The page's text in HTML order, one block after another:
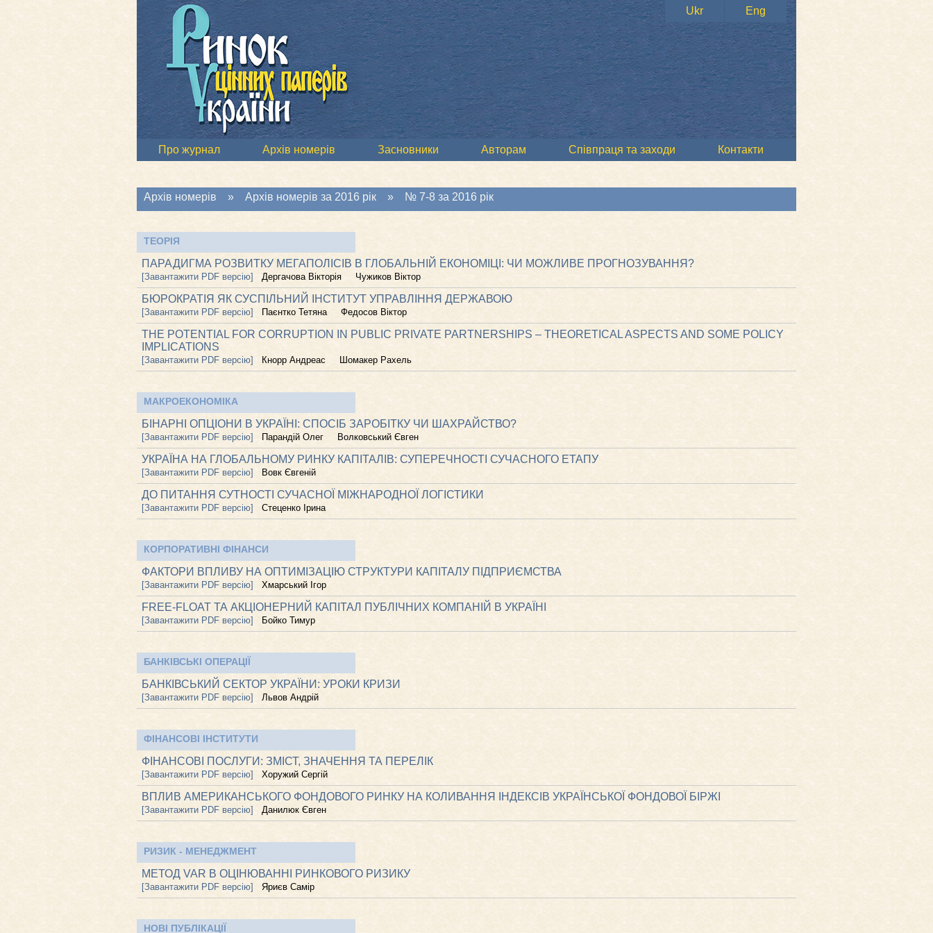
Ukr Eng
Про журнал Архів номерів Засновники Авторам Співпраця та заходи Контакти
Архів номерів » Архів номерів за 2016 рік » № 7-8 за 2016 рік
ТЕОРІЯ
ПАРАДИГМА РОЗВИТКУ МЕГАПОЛІСІВ В ГЛОБАЛЬНІЙ ЕКОНОМІЦІ: ЧИ МОЖЛИВЕ ПРОГНОЗУВАННЯ?
[Завантажити PDF версію] Дергачова Вікторія Чужиков Віктор
БЮРОКРАТІЯ ЯК СУСПІЛЬНИЙ ІНСТИТУТ УПРАВЛІННЯ ДЕРЖАВОЮ
[Завантажити PDF версію] Паєнтко Тетяна Федосов Віктор
THE POTENTIAL FOR CORRUPTION IN PUBLIC PRIVATE PARTNERSHIPS – THEORETICAL ASPECTS AND SOME POLICY
IMPLICATIONS
[Завантажити PDF версію] Кнорр Андреас Шомакер Рахель
МАКРОЕКОНОМІКА
БІНАРНІ ОПЦІОНИ В УКРАЇНІ: СПОСІБ ЗАРОБІТКУ ЧИ ШАХРАЙСТВО?
[Завантажити PDF версію] Парандій Олег Волковський Євген
УКРАЇНА НА ГЛОБАЛЬНОМУ РИНКУ КАПІТАЛІВ: СУПЕРЕЧНОСТІ СУЧАСНОГО ЕТАПУ
[Завантажити PDF версію] Вовк Євгеній
ДО ПИТАННЯ СУТНОСТІ СУЧАСНОЇ МІЖНАРОДНОЇ ЛОГІСТИКИ
[Завантажити PDF версію] Стеценко Ірина
КОРПОРАТИВНІ ФІНАНСИ
ФАКТОРИ ВПЛИВУ НА ОПТИМІЗАЦІЮ СТРУКТУРИ КАПІТАЛУ ПІДПРИЄМСТВА
[Завантажити PDF версію] Хмарський Ігор
FREE-FLOAT ТА АКЦІОНЕРНИЙ КАПІТАЛ ПУБЛІЧНИХ КОМПАНІЙ В УКРАЇНІ
[Завантажити PDF версію] Бойко Тимур
БАНКІВСЬКІ ОПЕРАЦІЇ
БАНКІВСЬКИЙ СЕКТОР УКРАЇНИ: УРОКИ КРИЗИ
[Завантажити PDF версію] Львов Андрій
ФІНАНСОВІ ІНСТИТУТИ
ФІНАНСОВІ ПОСЛУГИ: ЗМІСТ, ЗНАЧЕННЯ ТА ПЕРЕЛІК
[Завантажити PDF версію] Хоружий Сергій
ВПЛИВ АМЕРИКАНСЬКОГО ФОНДОВОГО РИНКУ НА КОЛИВАННЯ ІНДЕКСІВ УКРАЇНСЬКОЇ ФОНДОВОЇ БІРЖІ
[Завантажити PDF версію] Данилюк Євген
РИЗИК - МЕНЕДЖМЕНТ
МЕТОД VAR В ОЦІНЮВАННІ РИНКОВОГО РИЗИКУ
[Завантажити PDF версію] Яриєв Самір
НОВІ ПУБЛІКАЦІЇ